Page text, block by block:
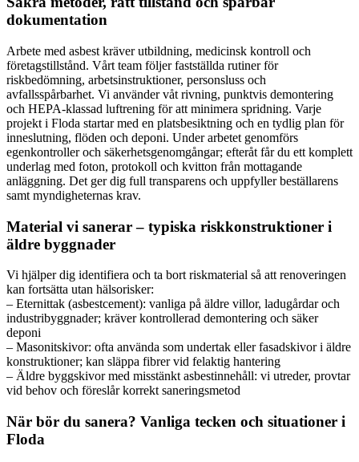
dokumentation
Arbete med asbest kräver utbildning, medicinsk kontroll och
företags­tillstånd. Vårt team följer fastställda rutiner för
riskbedömning, arbetsinstruktioner, personsluss och
avfallsspårbarhet. Vi använder våt rivning, punktvis demontering
och HEPA-klassad luftrening för att minimera spridning. Varje
projekt i Floda startar med en platsbesiktning och en tydlig plan för
inneslutning, flöden och deponi. Under arbetet genomförs
egenkontroller och säkerhetsgenomgångar; efteråt får du ett komplett
underlag med foton, protokoll och kvitton från mottagande
anläggning. Det ger dig full transparens och uppfyller beställarens
samt myndigheternas krav.
Material vi sanerar – typiska riskkonstruktioner i
äldre byggnader
Vi hjälper dig identifiera och ta bort riskmaterial så att renoveringen
kan fortsätta utan hälsorisker:
– Eternittak (asbestcement): vanliga på äldre villor, ladugårdar och
industribyggnader; kräver kontrollerad demontering och säker
deponi
– Masonitskivor: ofta använda som undertak eller fasadskivor i äldre
konstruktioner; kan släppa fibrer vid felaktig hantering
– Äldre byggskivor med misstänkt asbestinnehåll: vi utreder, provtar
vid behov och föreslår korrekt saneringsmetod
När bör du sanera? Vanliga tecken och situationer i
Floda